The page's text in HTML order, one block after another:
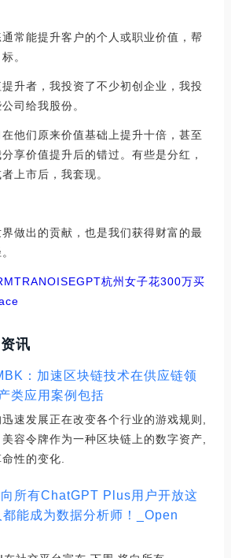
常能提升客户的个人或职业价值，帮
。
升者，我投资了不少初创企业，我投
司给我股份。
他们原来价值基础上提升十倍，甚至
享价值提升后的错过。有些是分红，
上市后，我套现。
做出的贡献，也是我们获得财富的最
TRANOISEGPT杭州女子花300万买
讯
：加速区块链技术在供应链领
类应用案例包括
速发展正在改变各个行业的游戏规则,
容令牌作为一种区块链上的数字资产,
性的变化.
所有ChatGPT Plus用户开放这
能成为数据分析师！_Open